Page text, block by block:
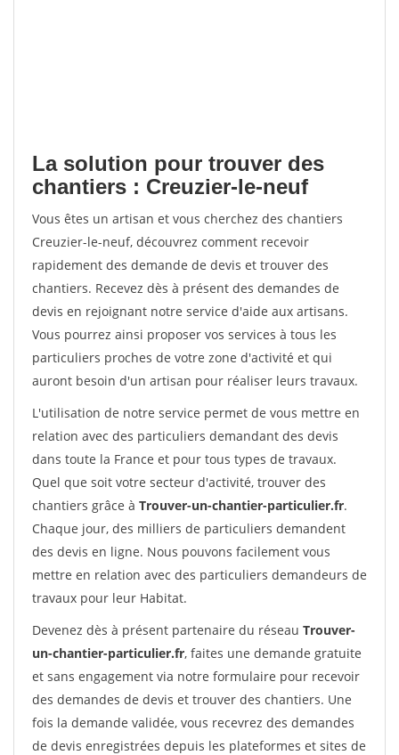
La solution pour trouver des
chantiers : Creuzier-le-neuf
Vous êtes un artisan et vous cherchez des chantiers
Creuzier-le-neuf, découvrez comment recevoir
rapidement des demande de devis et trouver des
chantiers. Recevez dès à présent des demandes de
devis en rejoignant notre service d'aide aux artisans.
Vous pourrez ainsi proposer vos services à tous les
particuliers proches de votre zone d'activité et qui
auront besoin d'un artisan pour réaliser leurs travaux.
L'utilisation de notre service permet de vous mettre en
relation avec des particuliers demandant des devis
dans toute la France et pour tous types de travaux.
Quel que soit votre secteur d'activité, trouver des
chantiers grâce à Trouver-un-chantier-particulier.fr.
Chaque jour, des milliers de particuliers demandent
des devis en ligne. Nous pouvons facilement vous
mettre en relation avec des particuliers demandeurs de
travaux pour leur Habitat.
Devenez dès à présent partenaire du réseau Trouver-
un-chantier-particulier.fr, faites une demande gratuite
et sans engagement via notre formulaire pour recevoir
des demandes de devis et trouver des chantiers. Une
fois la demande validée, vous recevrez des demandes
de devis enregistrées depuis les plateformes et sites de